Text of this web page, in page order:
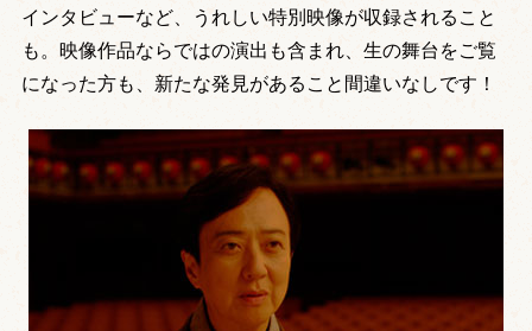
インタビューなど、うれしい特別映像が収録されること
も。映像作品ならではの演出も含まれ、生の舞台をご覧
になった方も、新たな発見があること間違いなしです！